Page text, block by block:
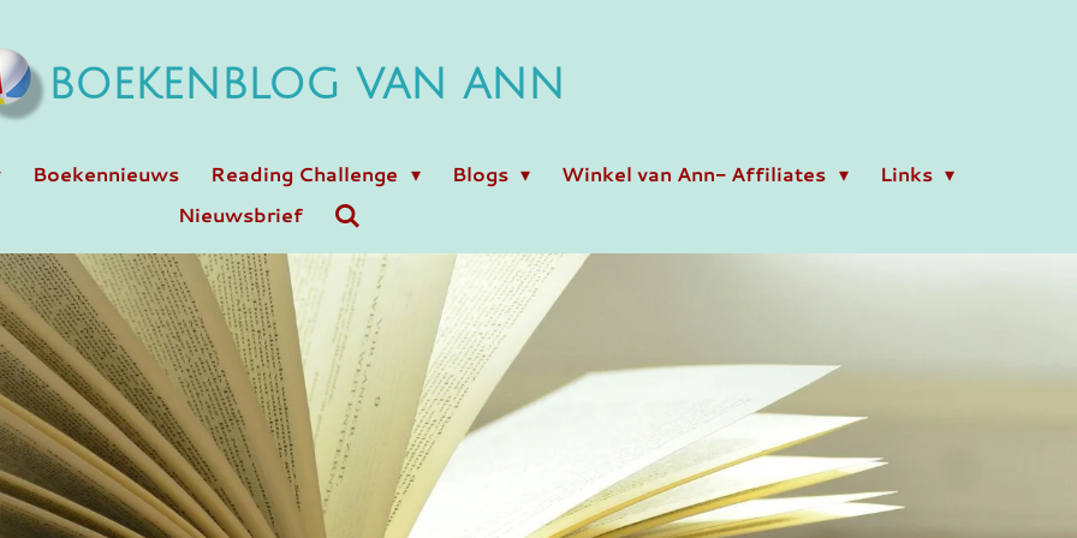
BOEKENBLOG VAN ANN
Boekennieuws Reading Challenge Blogs Winkel van Ann- Affiliates
Links
Nieuwsbrief